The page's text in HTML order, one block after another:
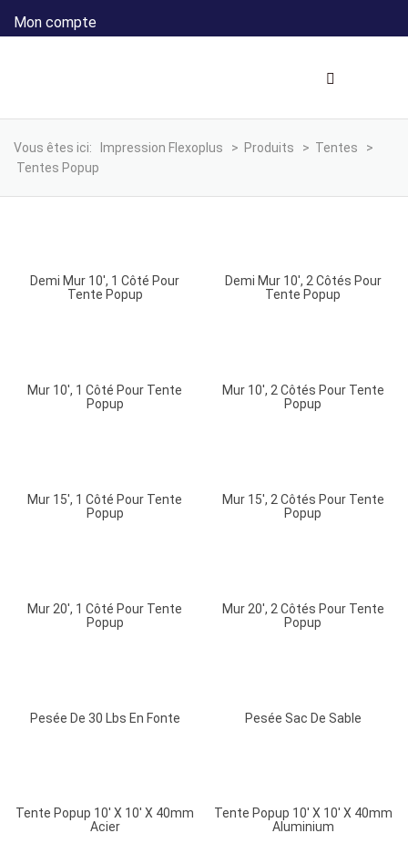
Mon compte
Vous êtes ici: Impression Flexoplus > Produits > Tentes
>
Tentes Popup
Demi Mur 10′, 1 Côté Pour
Tente Popup
Demi Mur 10′, 2 Côtés Pour
Tente Popup
Mur 10′, 1 Côté Pour Tente
Popup
Mur 10′, 2 Côtés Pour Tente
Popup
Mur 15′, 1 Côté Pour Tente
Popup
Mur 15′, 2 Côtés Pour Tente
Popup
Mur 20′, 1 Côté Pour Tente
Popup
Mur 20′, 2 Côtés Pour Tente
Popup
Pesée De 30 Lbs En Fonte Pesée Sac De Sable
Tente Popup 10′ X 10′ X 40mm
Acier
Tente Popup 10′ X 10′ X 40mm
Aluminium